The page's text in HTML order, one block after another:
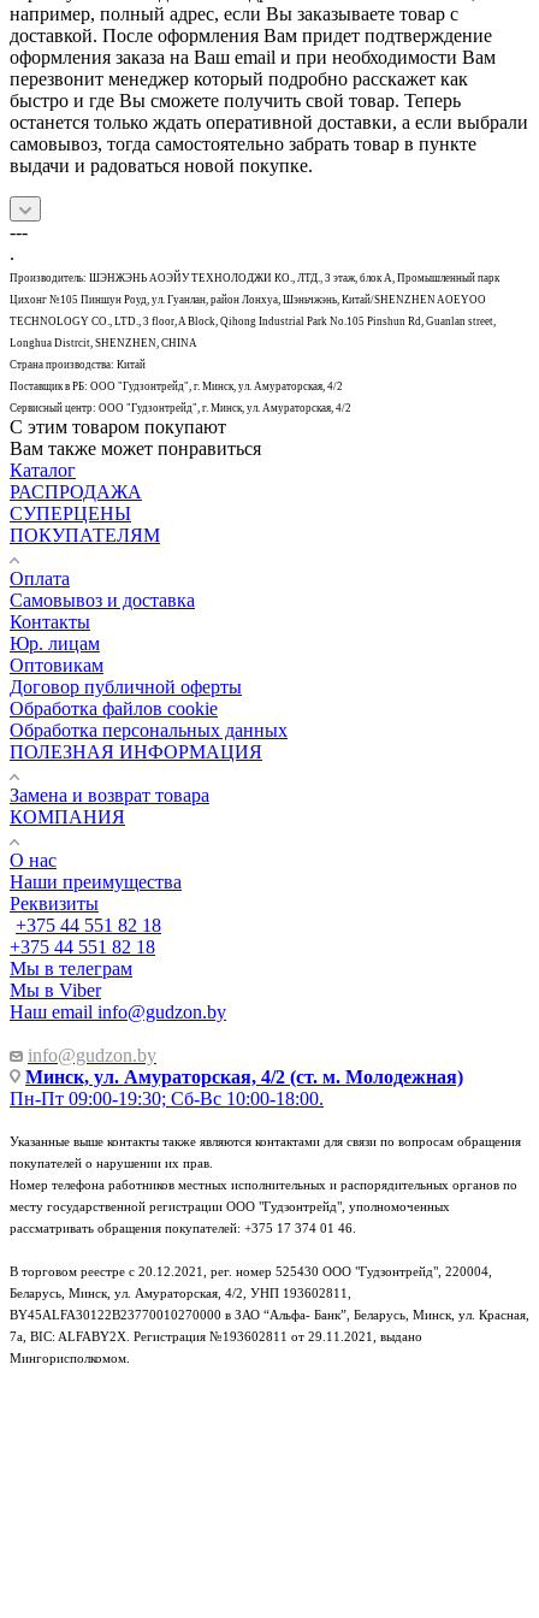
например, полный адрес, если Вы заказываете товар с
доставкой. После оформления Вам придет подтверждение
оформления заказа на Ваш email и при необходимости Вам
перезвонит менеджер который подробно расскажет как
быстро и где Вы сможете получить свой товар. Теперь
останется только ждать оперативной доставки, а если выбрали
самовывоз, тогда самостоятельно забрать товар в пункте
выдачи и радоваться новой покупке.
---
.
Производитель: ШЭНЖЭНЬ АОЭЙУ ТЕХНОЛОДЖИ КО., ЛТД., 3 этаж, блок А, Промышленный парк
Цихонг №105 Пиншун Роуд, ул. Гуанлан, район Лонхуа, Шэньчжэнь, Китай/SHENZHEN AOEYOO
TECHNOLOGY CO., LTD., 3 floor, A Block, Qihong Industrial Park No.105 Pinshun Rd, Guanlan street,
Longhua Distrcit, SHENZHEN, CHINA
Страна производства: Китай
Поставщик в РБ: ООО "Гудзонтрейд", г. Минск, ул. Амураторская, 4/2
Сервисный центр: ООО "Гудзонтрейд", г. Минск, ул. Амураторская, 4/2
С этим товаром покупают
Вам также может понравиться
Каталог
РАСПРОДАЖА
СУПЕРЦЕНЫ
ПОКУПАТЕЛЯМ
Оплата
Самовывоз и доставка
Контакты
Юр. лицам
Оптовикам
Договор публичной оферты
Обработка файлов cookie
Обработка персональных данных
ПОЛЕЗНАЯ ИНФОРМАЦИЯ
Замена и возврат товара
КОМПАНИЯ
О нас
Наши преимущества
Реквизиты
+375 44 551 82 18
+375 44 551 82 18
Мы в телеграм
Мы в Viber
Наш email info@gudzon.by
info@gudzon.by
Минск, ул. Амураторская, 4/2 (ст. м. Молодежная)
Пн-Пт 09:00-19:30; Сб-Вс 10:00-18:00.
Указанные выше контакты также являются контактами для связи по вопросам обращения
покупателей о нарушении их прав.
Номер телефона работников местных исполнительных и распорядительных органов по
месту государственной регистрации ООО "Гудзонтрейд", уполномоченных
рассматривать обращения покупателей: +375 17 374 01 46.
В торговом реестре с 20.12.2021, рег. номер 525430 ООО "Гудзонтрейд", 220004,
Беларусь, Минск, ул. Амураторская, 4/2, УНП 193602811,
BY45ALFA30122B23770010270000 в ЗАО “Альфа- Банк”, Беларусь, Минск, ул. Красная,
7а, BIC: ALFABY2X. Регистрация №193602811 от 29.11.2021, выдано
Мингорисполкомом.